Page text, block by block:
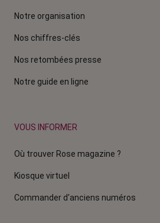
Notre organisation
Nos chiffres-clés
Nos retombées presse
Notre guide en ligne
VOUS INFORMER
Où trouver Rose magazine ?
Kiosque virtuel
Commander d'anciens numéros